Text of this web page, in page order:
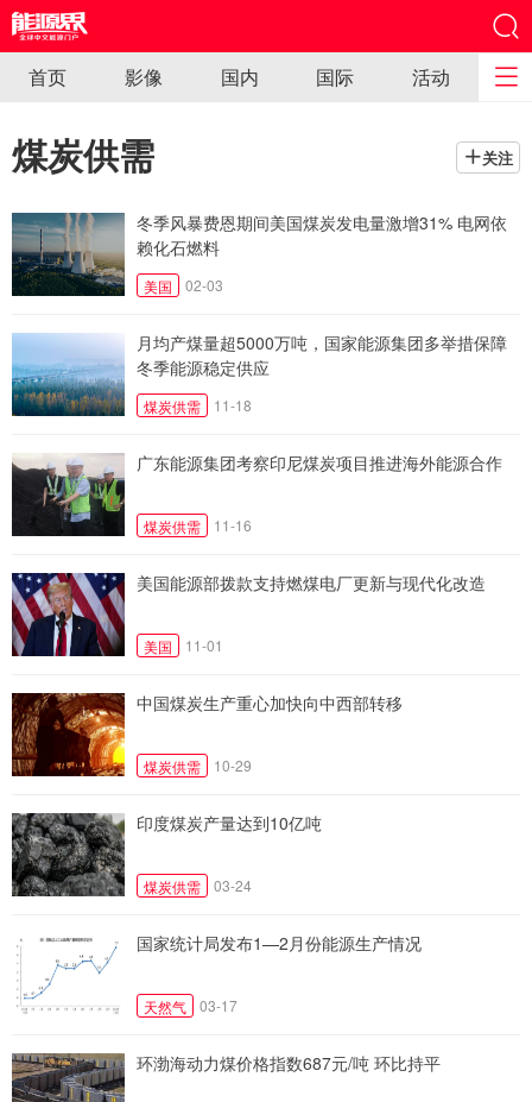
首页 影像 国内 国际 活动
煤炭供需 关注
冬季风暴费恩期间美国煤炭发电量激增31% 电网依
赖化石燃料
美国 02-03
月均产煤量超5000万吨，国家能源集团多举措保障
冬季能源稳定供应
煤炭供需 11-18
广东能源集团考察印尼煤炭项目推进海外能源合作
煤炭供需 11-16
美国能源部拨款支持燃煤电厂更新与现代化改造
美国 11-01
中国煤炭生产重心加快向中西部转移
煤炭供需 10-29
印度煤炭产量达到10亿吨
煤炭供需 03-24
国家统计局发布1—2月份能源生产情况
天然气 03-17
环渤海动力煤价格指数687元/吨 环比持平